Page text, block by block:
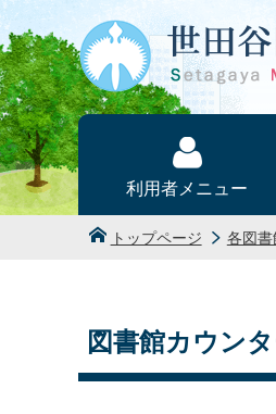
本文へ
利用者メニュー
トップページ 各図書
図書館カウン